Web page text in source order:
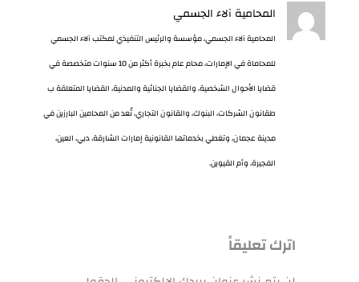
المحامية آلاء الجسمي
المحامية آلاء الجسمي، مؤسسة والرئيس التنفيذي لمكتب آلاء الجسمي
للمحاماة في الإمارات، محام عام بخبرة أكثر من 10 سنوات متخصصة في
قضايا الأحوال الشخصية، والقضايا الجنائية والمدنية، القضايا المتعلقة ب
طقانون الشركات، البنوك، والقانون التجاري، تُعد من المحامين البارزين في
مدينة عجمان، وتغطي بخدماتها القانونية إمارات الشارقة، دبي، العين،
الفجيرة، وأم القيوين.
اترك تعليقاً